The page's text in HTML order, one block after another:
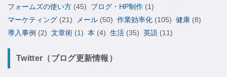
フォームズの使い方 (45) ブログ・HP制作 (1)
マーケティング (21) メール (50) 作業効率化 (105) 健康 (8)
導入事例 (2) 文章術 (1) 本 (4) 生活 (35) 英語 (11)
Twitter（ブログ更新情報）